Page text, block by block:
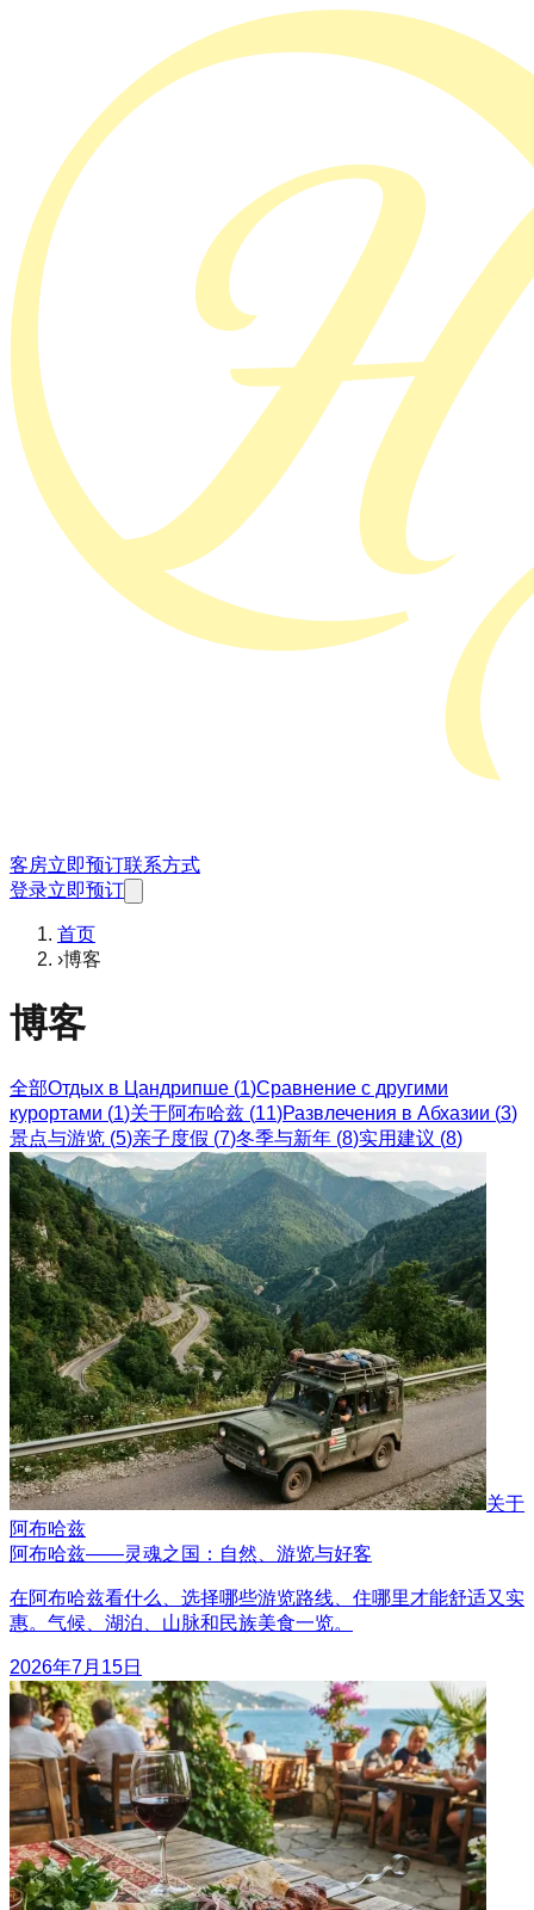
客房立即预订联系方式
登录立即预订
首页
›博客
博客
全部Отдых в Цандрипше (1)Сравнение с другими
курортами (1)关于阿布哈兹 (11)Развлечения в Абхазии (3)
景点与游览 (5)亲子度假 (7)冬季与新年 (8)实用建议 (8)
关于
阿布哈兹
阿布哈兹——灵魂之国：自然、游览与好客
在阿布哈兹看什么、选择哪些游览路线、住哪里才能舒适又实
惠。气候、湖泊、山脉和民族美食一览。
2026年7月15日